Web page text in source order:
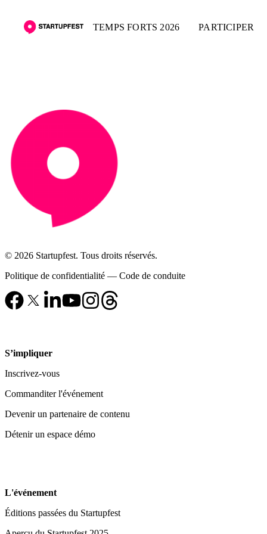
TEMPS FORTS 2026 PARTICIPER
© 2026 Startupfest. Tous droits réservés.
Politique de confidentialité — Code de conduite
S’impliquer
Inscrivez-vous
Commanditer l'événement
Devenir un partenaire de contenu
Détenir un espace démo
L'événement
Éditions passées du Startupfest